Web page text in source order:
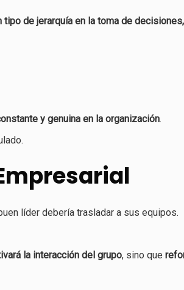
de jerarquía en la toma de decisiones,
y genuina en la organización.
líder debería trasladar a sus equipos.
la interacción del grupo, sino que